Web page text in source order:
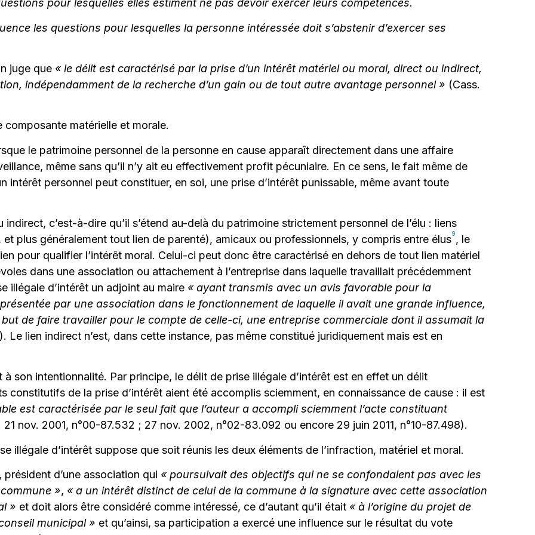
pour lesquelles elles estiment ne pas devoir exercer leurs compétences.
les questions pour lesquelles la personne intéressée doit s’abstenir d’exercer ses
juge que « le délit est caractérisé par la prise d’un intérêt matériel ou moral, direct ou indirect,
indépendamment de la recherche d’un gain ou de tout autre avantage personnel » (Cass.
matérielle et morale.
le patrimoine personnel de la personne en cause apparaît directement dans une affaire
même sans qu’il n’y ait eu effectivement profit pécuniaire. En ce sens, le fait même de
intérêt personnel peut constituer, en soi, une prise d’intérêt punissable, même avant toute
c’est-à-dire qu’il s’étend au-delà du patrimoine strictement personnel de l’élu : liens
plus généralement tout lien de parenté), amicaux ou professionnels, y compris entre élus9, le
pour qualifier l’intérêt moral. Celui-ci peut donc être caractérisé en dehors de tout lien matériel
dans une association ou attachement à l’entreprise dans laquelle travaillait précédemment
illégale d’intérêt un adjoint au maire « ayant transmis avec un avis favorable pour la
par une association dans le fonctionnement de laquelle il avait une grande influence,
de faire travailler pour le compte de celle-ci, une entreprise commerciale dont il assumait la
Le lien indirect n’est, dans cette instance, pas même constitué juridiquement mais est en
à son intentionnalité. Par principe, le délit de prise illégale d’intérêt est en effet un délit
constitutifs de la prise d’intérêt aient été accomplis sciemment, en connaissance de cause : il est
est caractérisée par le seul fait que l’auteur a accompli sciemment l’acte constituant
nov. 2001, n°00-87.532 ; 27 nov. 2002, n°02-83.092 ou encore 29 juin 2011, n°10-87.498).
illégale d’intérêt suppose que soit réunis les deux éléments de l’infraction, matériel et moral.
d’une association qui « poursuivait des objectifs qui ne se confondaient pas avec les
», « a un intérêt distinct de celui de la commune à la signature avec cette association
» et doit alors être considéré comme intéressé, ce d’autant qu’il était «à l’origine du projet de
municipal » et qu’ainsi, sa participation a exercé une influence sur le résultat du vote